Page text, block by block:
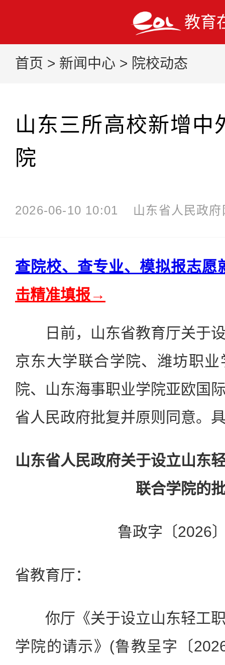
教育
首页 > 新闻中心 > 院校动态
山东三所高校新增中
院
2026-06-10 10:01 山东省人民政府
查院校、查专业、模拟报志
击精准填报→
日前，山东省教育厅关于设
京东大学联合学院、潍坊职
院、山东海事职业学院亚欧国
省人民政府批复并原则同意。
山东省人民政府关于设立山东
联合学院的
鲁政字〔2026
省教育厅：
你厅《关于设立山东轻工职
学院的请示》(鲁教呈字〔